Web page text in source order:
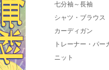
七分袖～長袖
シャツ・ブラウス
カーディガン
トレーナー・パー
ニット